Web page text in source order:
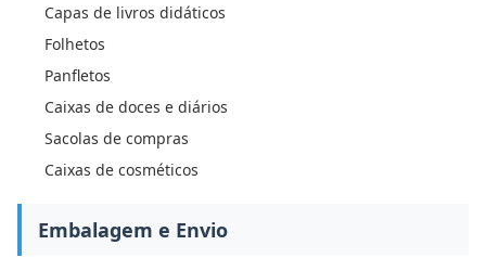
Capas de livros didáticos
Folhetos
Panfletos
Caixas de doces e diários
Sacolas de compras
Caixas de cosméticos
Embalagem e Envio